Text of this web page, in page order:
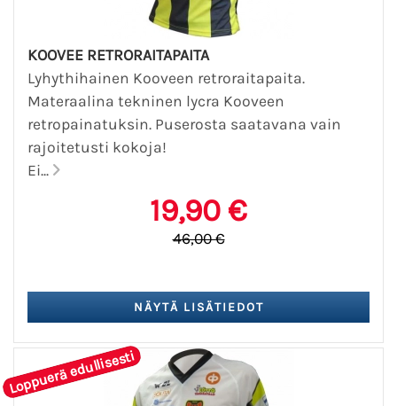
KOOVEE RETRORAITAPAITA
Lyhythihainen Kooveen retroraitapaita.
Materaalina tekninen lycra Kooveen
retropainatuksin. Puserosta saatavana vain
rajoitetusti kokoja!
Ei...
19,90 €
46,00 €
Loppuerä edullisesti